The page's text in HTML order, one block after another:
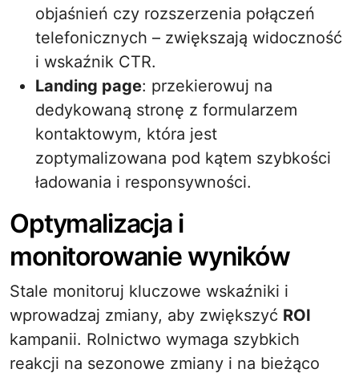
objaśnień czy rozszerzenia połączeń
telefonicznych – zwiększają widoczność
i wskaźnik CTR.
Landing page: przekierowuj na
dedykowaną stronę z formularzem
kontaktowym, która jest
zoptymalizowana pod kątem szybkości
ładowania i responsywności.
Optymalizacja i
monitorowanie wyników
Stale monitoruj kluczowe wskaźniki i
wprowadzaj zmiany, aby zwiększyć ROI
kampanii. Rolnictwo wymaga szybkich
reakcji na sezonowe zmiany i na bieżąco